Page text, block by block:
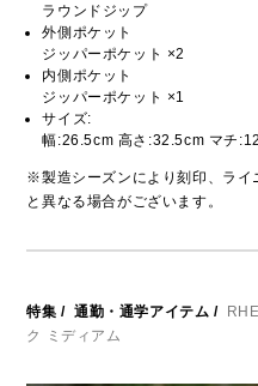
ラウンドジップ
外側ポケット
ジッパーポケット ×2
内側ポケット
ジッパーポケット ×1
サイズ:
幅:26.5cm 高さ:32.5cm マチ
※製造シーズンにより刻印、ライ
と異なる場合がございます。
特集 / 通勤・通学アイテム /
ク ミディアム